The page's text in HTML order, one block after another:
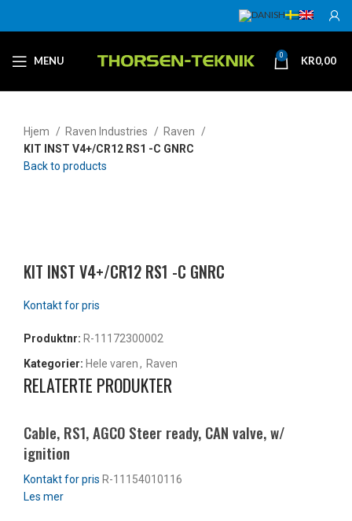
MENU 0 KR0,00
Hjem Raven Industries
Raven
KIT INST V4+/CR12 RS1 -C GNRC
Back to products
KIT INST V4+/CR12 RS1 -C GNRC
Produktnr: R-11172300002
Kategorier: Hele varen, Raven
RELATERTE PRODUKTER
Cable, RS1, AGCO Steer ready, CAN valve, w/
ignition
R-11154010116
Les mer